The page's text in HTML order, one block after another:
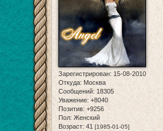
Зарегистрирован: 15-08-2010
Откуда: Москва
Сообщений: 18305
Уважение: +8040
Позитив: +9256
Пол: Женский
Возраст: 41 [1985-01-05]